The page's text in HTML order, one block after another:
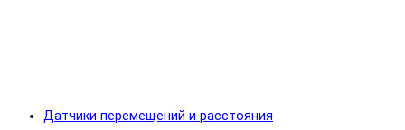
Датчики перемещений и расстояния